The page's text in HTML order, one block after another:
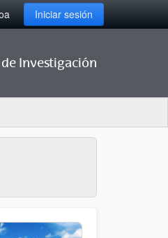
Iniciar sesión
Investigación